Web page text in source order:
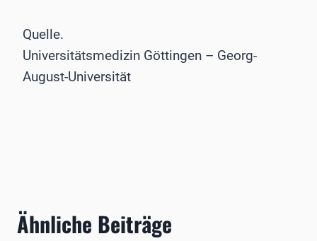
Quelle.
Universitätsmedizin Göttingen – Georg-
August-Universität
Ähnliche Beiträge